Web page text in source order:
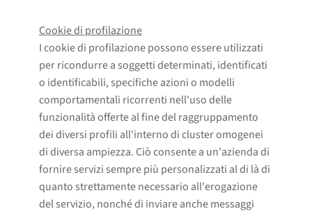
Cookie di profilazione
I cookie di profilazione possono essere utilizzati
per ricondurre a soggetti determinati, identificati
o identificabili, specifiche azioni o modelli
comportamentali ricorrenti nell'uso delle
funzionalità offerte al fine del raggruppamento
dei diversi profili all'interno di cluster omogenei
di diversa ampiezza. Ciò consente a un'azienda di
fornire servizi sempre più personalizzati al di là di
quanto strettamente necessario all'erogazione
del servizio, nonché di inviare anche messaggi